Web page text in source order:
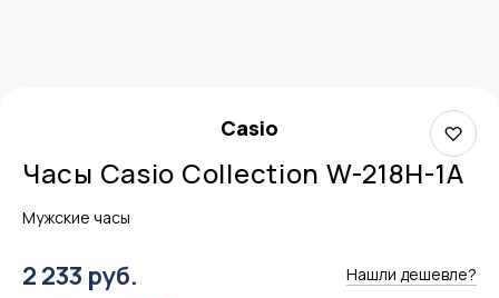
Casio
Часы Casio Collection W-218H-1A
Мужские часы
2 233 руб. Нашли дешевле?